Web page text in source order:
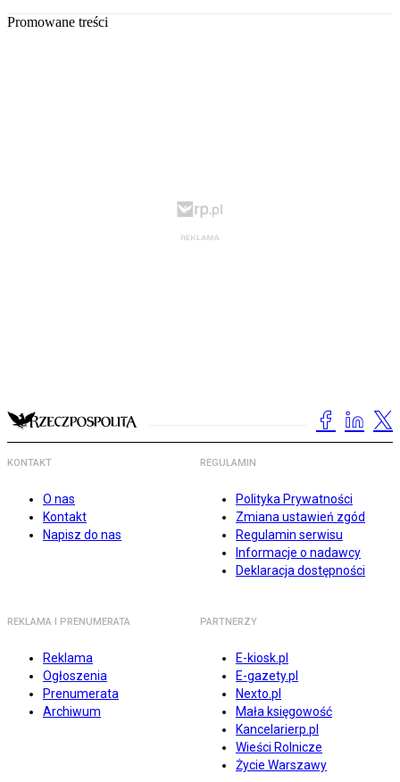
Promowane treści
KONTAKT
O nas
Kontakt
Napisz do nas
REGULAMIN
Polityka Prywatności
Zmiana ustawień zgód
Regulamin serwisu
Informacje o nadawcy
Deklaracja dostępności
REKLAMA I PRENUMERATA
Reklama
Ogłoszenia
Prenumerata
Archiwum
PARTNERZY
E-kiosk.pl
E-gazety.pl
Nexto.pl
Mała księgowość
Kancelarierp.pl
Wieści Rolnicze
Życie Warszawy